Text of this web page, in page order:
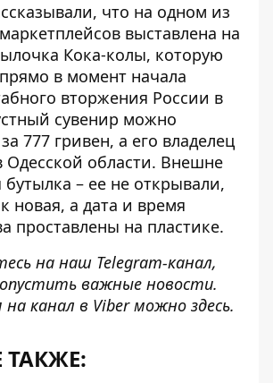
что на одном из
выставлена ​​на
Кока-колы, которую
в момент начала
вторжения России в
сувенир можно
777 гривен, а его владелец
Одесской области. Внешне
– ее не открывали,
новая, а дата и время
проставлены на пластике.
на наш Telegram-канал,
важные новости.
на канал в Viber можно здесь.
ТАКЖЕ: